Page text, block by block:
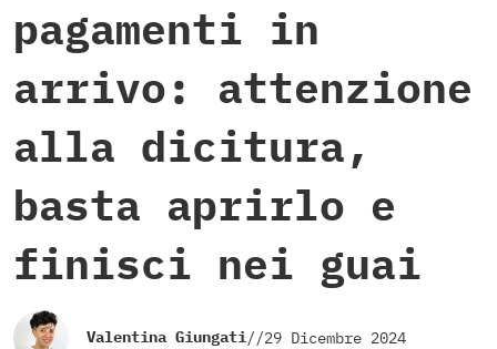
pagamenti in
arrivo: attenzione
alla dicitura,
basta aprirlo e
finisci nei guai
Valentina Giungati//29 Dicembre 2024